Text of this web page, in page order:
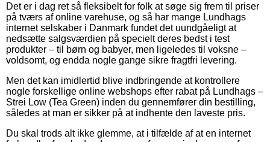
Det er i dag ret så fleksibelt for folk at søge sig frem til priser
på tværs af online varehuse, og så har mange Lundhags
internet selskaber i Danmark fundet det uundgåeligt at
nedsætte salgsværdien på specielt deres bedst i test
produkter – til børn og babyer, men ligeledes til voksne –
voldsomt, og endda nogle gange sikre fragtfri levering.
Men det kan imidlertid blive indbringende at kontrollere
nogle forskellige online webshops efter rabat på Lundhags –
Strei Low (Tea Green) inden du gennemfører din bestilling,
således at man er sikker på at indhente den laveste pris.
Du skal trods alt ikke glemme, at i tilfælde af at en internet